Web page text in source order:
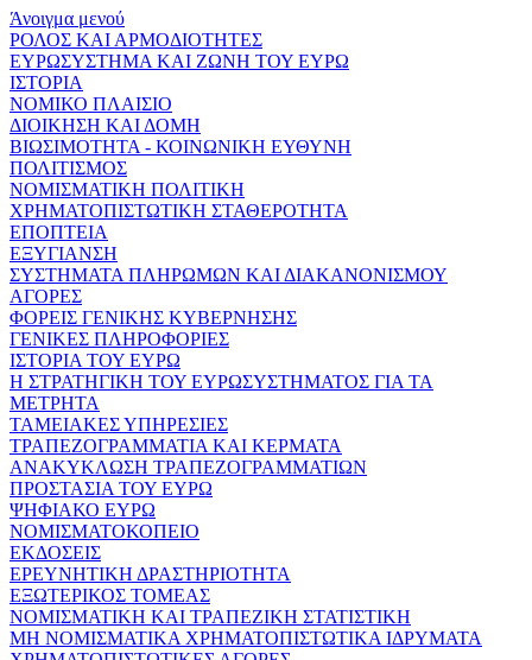
Άνοιγμα μενού
ΡΟΛΟΣ ΚΑΙ ΑΡΜΟΔΙΟΤΗΤΕΣ
ΕΥΡΩΣΥΣΤΗΜΑ ΚΑΙ ΖΩΝΗ ΤΟΥ ΕΥΡΩ
ΙΣΤΟΡΙΑ
ΝΟΜΙΚΟ ΠΛΑΙΣΙΟ
ΔΙΟΙΚΗΣΗ ΚΑΙ ΔΟΜΗ
ΒΙΩΣΙΜΟΤΗΤΑ - ΚΟΙΝΩΝΙΚΗ ΕΥΘΥΝΗ
ΠΟΛΙΤΙΣΜΟΣ
ΝΟΜΙΣΜΑΤΙΚΗ ΠΟΛΙΤΙΚΗ
ΧΡΗΜΑΤΟΠΙΣΤΩΤΙΚΗ ΣΤΑΘΕΡΟΤΗΤΑ
ΕΠΟΠΤΕΙΑ
ΕΞΥΓΙΑΝΣΗ
ΣΥΣΤΗΜΑΤΑ ΠΛΗΡΩΜΩΝ ΚΑΙ ΔΙΑΚΑΝΟΝΙΣΜΟΥ
ΑΓΟΡΕΣ
ΦΟΡΕΙΣ ΓΕΝΙΚΗΣ ΚΥΒΕΡΝΗΣΗΣ
ΓΕΝΙΚΕΣ ΠΛΗΡΟΦΟΡΙΕΣ
ΙΣΤΟΡΙΑ ΤΟΥ ΕΥΡΩ
Η ΣΤΡΑΤΗΓΙΚΗ ΤΟΥ ΕΥΡΩΣΥΣΤΗΜΑΤΟΣ ΓΙΑ ΤΑ
ΜΕΤΡΗΤΑ
ΤΑΜΕΙΑΚΕΣ ΥΠΗΡΕΣΙΕΣ
ΤΡΑΠΕΖΟΓΡΑΜΜΑΤΙΑ ΚΑΙ ΚΕΡΜΑΤΑ
ΑΝΑΚΥΚΛΩΣΗ ΤΡΑΠΕΖΟΓΡΑΜΜΑΤΙΩΝ
ΠΡΟΣΤΑΣΙΑ ΤΟΥ ΕΥΡΩ
ΨΗΦΙΑΚΟ ΕΥΡΩ
ΝΟΜΙΣΜΑΤΟΚΟΠΕΙΟ
ΕΚΔΟΣΕΙΣ
ΕΡΕΥΝΗΤΙΚΗ ΔΡΑΣΤΗΡΙΟΤΗΤΑ
ΕΞΩΤΕΡΙΚΟΣ ΤΟΜΕΑΣ
ΝΟΜΙΣΜΑΤΙΚΗ ΚΑΙ ΤΡΑΠΕΖΙΚΗ ΣΤΑΤΙΣΤΙΚΗ
ΜΗ ΝΟΜΙΣΜΑΤΙΚΑ ΧΡΗΜΑΤΟΠΙΣΤΩΤΙΚΑ ΙΔΡΥΜΑΤΑ